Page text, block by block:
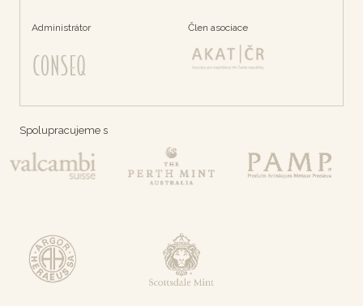
Administrátor Člen asociace
Spolupracujeme s